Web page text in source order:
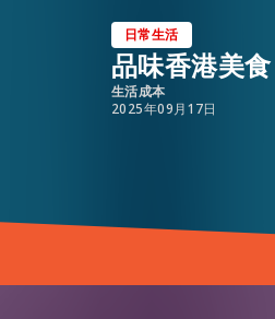
日常生活
品味香港美食
生活成本
2025年09月17日